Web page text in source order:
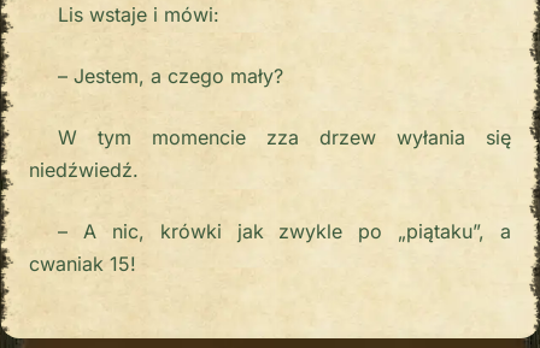
Lis wstaje i mówi:
– Jestem, a czego mały?
W tym momencie zza drzew wyłania się
niedźwiedź.
– A nic, krówki jak zwykle po „piątaku”, a
cwaniak 15!